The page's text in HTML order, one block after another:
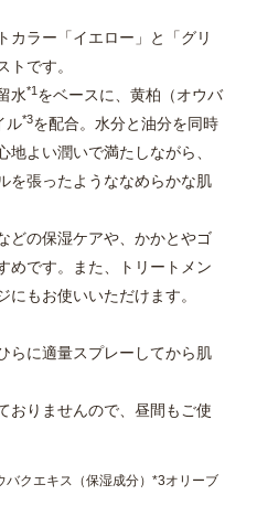
カラー「イエロー」と「グリ
トです。
水*1をベースに、黄柏（オウバ
ル*3を配合。水分と油分を同時
よい潤いで満たしながら、
を張ったようななめらかな肌
どの保湿ケアや、かかとやゴ
めです。また、トリートメン
にもお使いいただけます。
らに適量スプレーしてから肌
おりませんので、昼間もご使
クエキス（保湿成分）*3オリーブ